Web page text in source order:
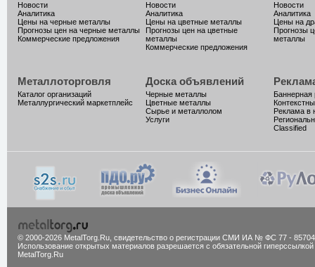
Новости
Аналитика
Цены на черные металлы
Прогнозы цен на черные металлы
Коммерческие предложения
Новости
Аналитика
Цены на цветные металлы
Прогнозы цен на цветные
металлы
Коммерческие предложения
Новости
Аналитика
Цены на
Прогнозы
металлы
Металлоторговля
Каталог организаций
Металлургический маркетплейс
Доска объявлений
Черные металлы
Цветные металлы
Сырье и металлолом
Услуги
Баннерная
Реклама в
Classified
© 2000-2026 MetalTorg.Ru, cвидетельство о регистрации СМИ ИА № ФС 77 - 85704
Использование открытых материалов разрешается с обязательной гиперссылкой
MetalTorg.Ru